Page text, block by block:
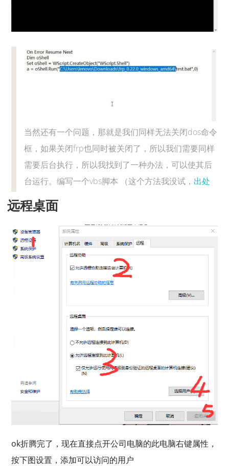
当然还有一个问题，那就是我们同样无法关闭dos命令
框，如果关闭frp也同时被关闭了，所以我们需要同样
需要后台执行，所以我找到了一种办法，可以使其后
台运行。编写一个vbs脚本 （这个方法我没试， 出处
远程桌面
ok折腾完了，现在直接点开公司电脑的此电脑右键属性，
按下图设置，添加可以访问的用户